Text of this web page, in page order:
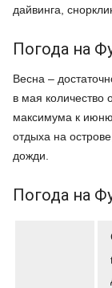
дайвинга,
Погода на
Весна –
в мая количество
максимума к
отдыха на
дожди.
Погода на